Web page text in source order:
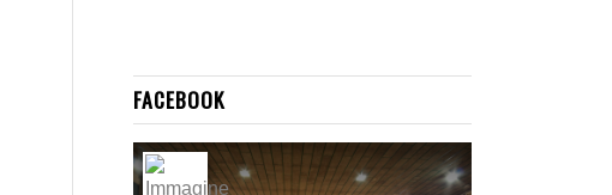
FACEBOOK